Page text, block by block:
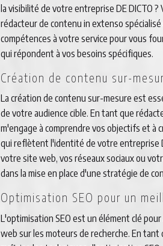
la visibilité de votre entreprise DE DICTO
rédacteur de contenu in extenso
compétences à votre service pour vous
qui répondent à vos besoins spécifiques.
Création de contenu sur-
La création de contenu sur-mesure est
de votre audience cible. En tant que
m'engage à comprendre vos objectifs et
qui reflètent l'identité de votre entreprise
votre site web, vos réseaux sociaux ou
dans la mise en place d'une stratégie de
Optimisation SEO pour un
L'optimisation SEO est un élément clé
web sur les moteurs de recherche. En